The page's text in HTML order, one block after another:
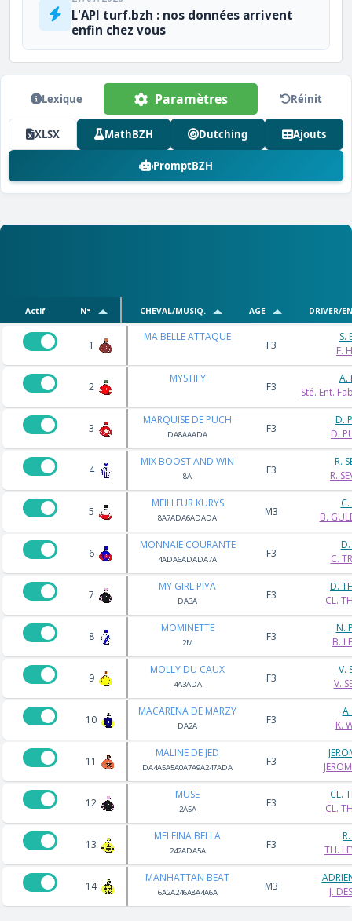
L'API turf.bzh : nos données arrivent
enfin chez vous
Lexique Paramètres Réinit
XLSX MathBZH Dutching Ajouts
PromptBZH
Actif N° CHEVAL/MUSIQ. AGE DRIVER/
1
MA BELLE ATTAQUE
F3
S.
F.
2
MYSTIFY
F3
A.
Sté. Ent.
3
MARQUISE DE PUCH
DA8AAADA F3
D.
D.
4
MIX BOOST AND WIN
8A F3
R.
R.
5
MEILLEUR KURYS
8A7ADA6ADADA M3
C.
B.
6
MONNAIE COURANTE
4ADA6ADADA7A F3
C.
7
MY GIRL PIYA
DA3A F3
D.
CL.
8
MOMINETTE
2M F3
N.
B.
9
MOLLY DU CAUX
4A3ADA F3
V.
V.
10
MACARENA DE MARZY
DA2A F3
K.
11
MALINE DE JED
DA4A5A5A0A7A9A247ADA F3
12
MUSE
2A5A F3
CL.
CL.
13
MELFINA BELLA
242ADA5A F3
TH.
14
MANHATTAN BEAT
6A2A246A8A4A6A M3
J.